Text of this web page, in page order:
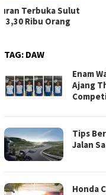
TAG: DAW
Enam
Ajang
Tips
Jalan
Honda